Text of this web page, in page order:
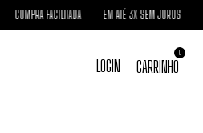
COMPRA FACILITADA EM ATÉ 3X SEM JUROS
LOGIN CARRINHO
0